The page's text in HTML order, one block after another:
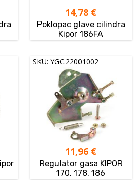
14,78 €
Poklopac glave cilindra
Kipor 186FA
SKU: YGC.22001002
11,96 €
Regulator gasa KIPOR
170, 178, 186